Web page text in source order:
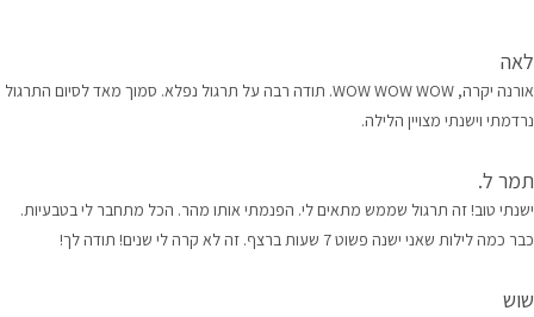
לאה
אורנה יקרה, WOW WOW WOW. תודה רבה על תרגול נפלא. סמוך מאד לסיום התרגול
נרדמתי וישנתי מצויין הלילה.
תמר ל.
ישנתי טוב! זה תרגול שממש מתאים לי. הפנמתי אותו מהר. הכל מתחבר לי בטבעיות.
כבר כמה לילות שאני ישנה פשוט 7 שעות ברצף. זה לא קרה לי שנים! תודה לך!
שוש